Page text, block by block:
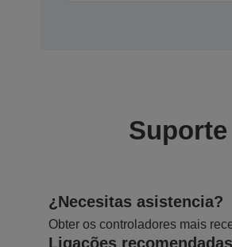
Suporte
¿Necesitas asistencia?
Obter os controladores mais
Ligações